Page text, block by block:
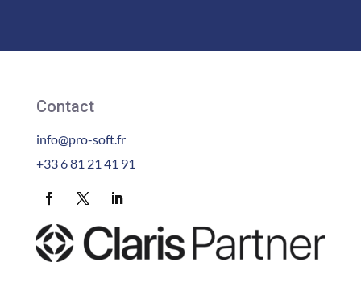
Contact
info@pro-soft.fr
+33 6 81 21 41 91